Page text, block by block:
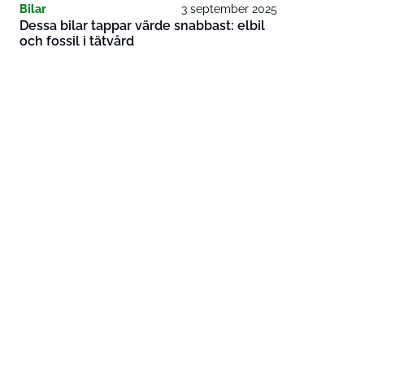
Bilar 3 september 2025
Dessa bilar tappar värde snabbast: elbil
och fossil i tätvård